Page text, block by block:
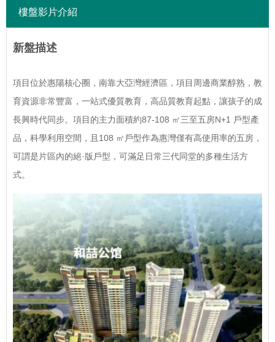
樓盤影片介紹
新盤描述
項目位於惠陽核心圈，南靠大亞灣經濟區，項目周邊商業醇熟，教
育資源非常豐富，一站式優質教育，高品質教育起點，讓孩子的成
長興時代同步。項目的主力面積約87-108 ㎡三至五房N+1 戶型產
品，科學利用空間，且108 ㎡戶型作為惠灣僅有高使用率的五房，
可謂是片區內的絕·版戶型，可滿足日常三代同堂的多種生活方
式。